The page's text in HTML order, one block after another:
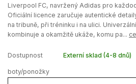
Liverpool FC, navržený Adidas pro
Oficiální licence zaručuje autentické
na tribuně, při tréninku i na ulici.
kombinuje a okamžitě ukáže, komu pa...
Dostupnost Externí sklad (4-8 dnů)
boty/ponožky